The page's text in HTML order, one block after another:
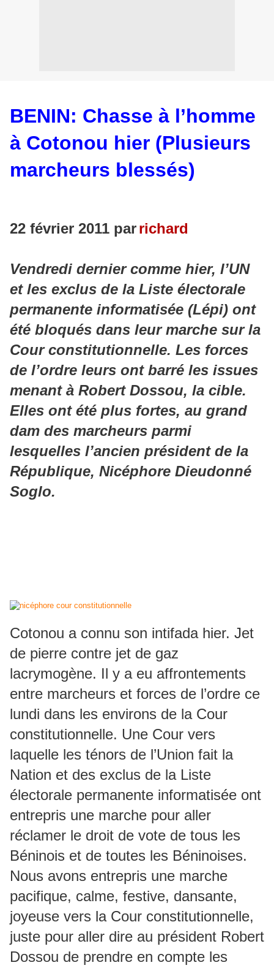
BENIN: Chasse à l’homme
à Cotonou hier (Plusieurs
marcheurs blessés)
22 février 2011 parrichard
Vendredi dernier comme hier, l’UN
et les exclus de la Liste électorale
permanente informatisée (Lépi) ont
été bloqués dans leur marche sur la
Cour constitutionnelle. Les forces
de l’ordre leurs ont barré les issues
menant à Robert Dossou, la cible.
Elles ont été plus fortes, au grand
dam des marcheurs parmi
lesquelles l’ancien président de la
République, Nicéphore Dieudonné
Soglo.
Cotonou a connu son intifada hier. Jet
de pierre contre jet de gaz
lacrymogène. Il y a eu affrontements
entre marcheurs et forces de l’ordre ce
lundi dans les environs de la Cour
constitutionnelle. Une Cour vers
laquelle les ténors de l’Union fait la
Nation et des exclus de la Liste
électorale permanente informatisée ont
entrepris une marche pour aller
réclamer le droit de vote de tous les
Béninois et de toutes les Béninoises.
Nous avons entrepris une marche
pacifique, calme, festive, dansante,
joyeuse vers la Cour constitutionnelle,
juste pour aller dire au président Robert
Dossou de prendre en compte les